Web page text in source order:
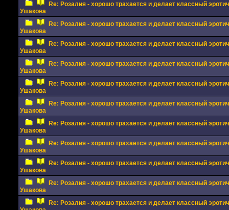
Re: Розалия - хорошо трахается и делает классный
Ушакова
Re: Розалия - хорошо трахается и делает классный
Ушакова
Re: Розалия - хорошо трахается и делает классный
Ушакова
Re: Розалия - хорошо трахается и делает классный
Ушакова
Re: Розалия - хорошо трахается и делает классный
Ушакова
Re: Розалия - хорошо трахается и делает классный
Ушакова
Re: Розалия - хорошо трахается и делает классный
Ушакова
Re: Розалия - хорошо трахается и делает классный
Ушакова
Re: Розалия - хорошо трахается и делает классный
Ушакова
Re: Розалия - хорошо трахается и делает классный
Ушакова
Re: Розалия - хорошо трахается и делает классный